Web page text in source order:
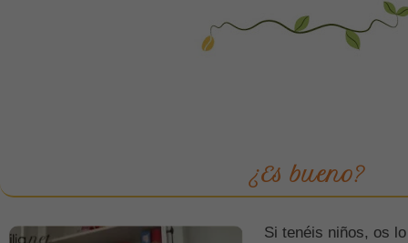
¿Es bueno?
Si tenéis niños, os